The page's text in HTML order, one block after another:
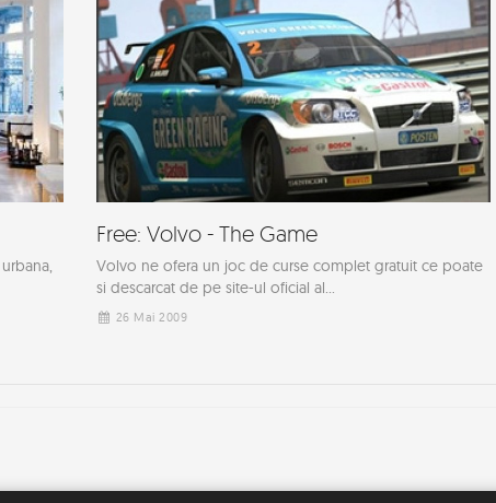
Free: Volvo - The Game
Volvo ne ofera un joc de curse complet gratuit ce poate
si descarcat de pe site-ul oficial al...
26 Mai 2009